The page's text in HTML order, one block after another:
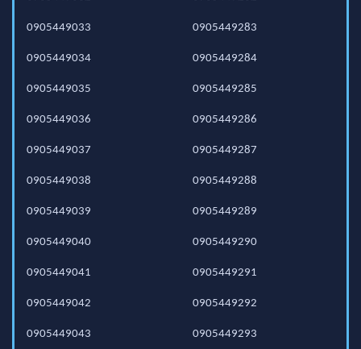
0905449033
0905449034
0905449035
0905449036
0905449037
0905449038
0905449039
0905449040
0905449041
0905449042
0905449043
0905449283
0905449284
0905449285
0905449286
0905449287
0905449288
0905449289
0905449290
0905449291
0905449292
0905449293